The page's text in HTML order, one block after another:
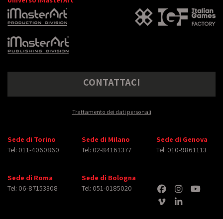
CONTATTACI
Trattamento dei dati personali
Sede di Torino
Tel: 011-4060860
Sede di Milano
Tel: 02-84161377
Sede di Genova
Tel: 010-9861113
Sede di Roma
Tel: 06-87153308
Sede di Bologna
Tel: 051-0185020